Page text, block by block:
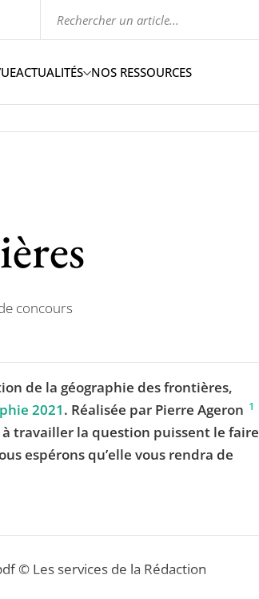
ACTUALITÉS NOS RESSOURCES
concours
de la géographie des frontières,
2021. Réalisée par Pierre Ageron 1
travailler la question puissent le faire
espérons qu’elle vous rendra de
© Les services de la Rédaction